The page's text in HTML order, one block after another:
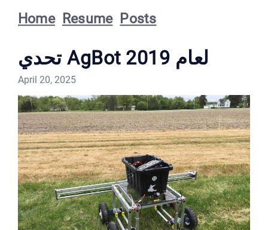
Home Resume Posts
تحدي AgBot لعام 2019
April 20, 2025